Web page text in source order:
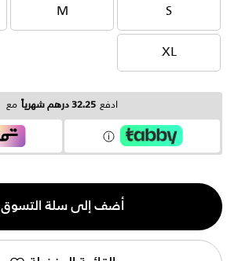
S
S
M
M
XL
XL
ادفع 32.25 درهم شهرياً مع
الكمية
1
أضف إلى سلة التسوق